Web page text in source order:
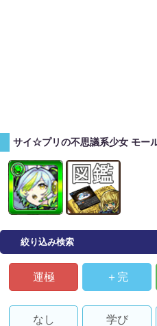
サイ☆プリの不思議系少女 モー
絞り込み検索
運極 ＋完
なし 学び